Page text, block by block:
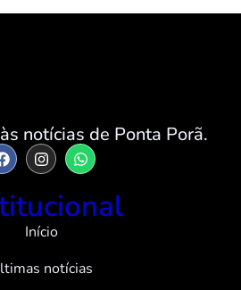
notícias de Ponta Porã.
Início
notícias